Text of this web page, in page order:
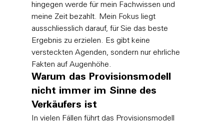
hingegen werde für mein Fachwissen und
meine Zeit bezahlt. Mein Fokus liegt
ausschliesslich darauf, für Sie das beste
Ergebnis zu erzielen. Es gibt keine
versteckten Agenden, sondern nur ehrliche
Fakten auf Augenhöhe.
Warum das Provisionsmodell
nicht immer im Sinne des
Verkäufers ist
In vielen Fällen führt das Provisionsmodell